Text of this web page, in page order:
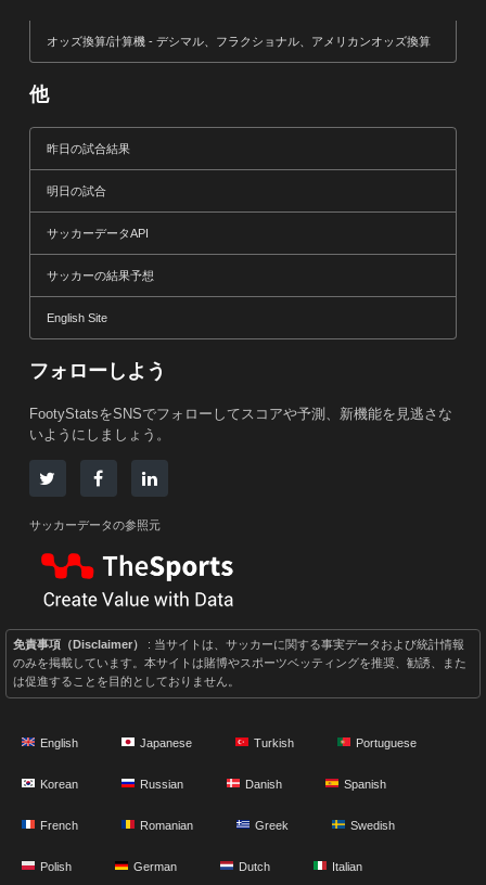
オッズ換算/計算機 - デシマル、フラクショナル、アメリカンオッズ換算
他
昨日の試合結果
明日の試合
サッカーデータAPI
サッカーの結果予想
English Site
フォローしよう
FootyStatsをSNSでフォローしてスコアや予測、新機能を見逃さな
いようにしましょう。
サッカーデータの参照元
免責事項（Disclaimer）
: 当サイトは、サッカーに関する事実データおよび統計情報
のみを掲載しています。本サイトは賭博やスポーツベッティングを推奨、勧誘、また
は促進することを目的としておりません。
English Japanese Turkish Portuguese
Korean Russian Danish Spanish
French Romanian Greek Swedish
Polish German Dutch Italian